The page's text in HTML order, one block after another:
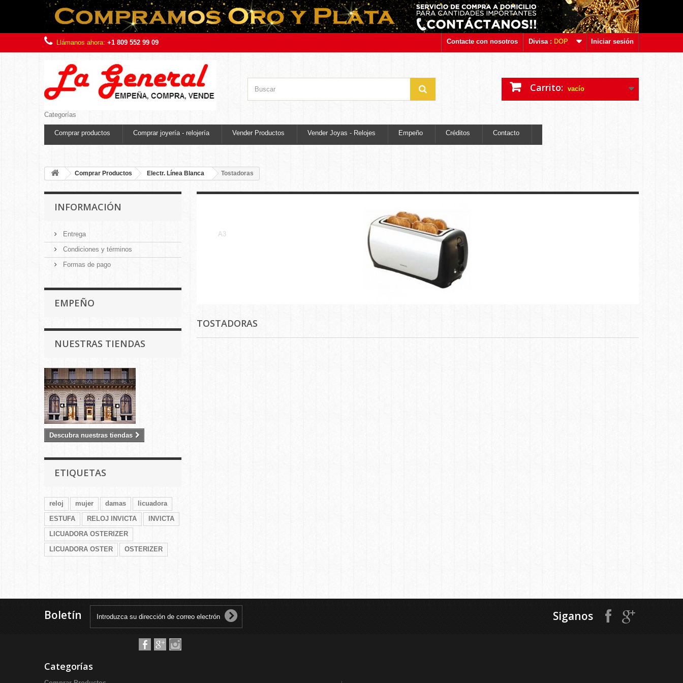
Iniciar sesión
Divisa : DOP
Contacte con nosotros
Llámanos ahora: +1 809 552 99 09
Carrito: vacío
Categorías
Comprar productos Comprar joyería - relojería Vender Productos Vender Joyas - Relojes Empeño Créditos Contacto
Comprar Productos Electr. Línea Blanca Tostadoras
INFORMACIÓN
Entrega
Condiciones y términos
Formas de pago
EMPEÑO
NUESTRAS TIENDAS
Descubra nuestras tiendas
ETIQUETAS
reloj mujer damas
licuadora
ESTUFA
RELOJ INVICTA
INVICTA
LICUADORA OSTERIZER
LICUADORA OSTER
OSTERIZER
A3
TOSTADORAS
Boletín Siganos
Categorías